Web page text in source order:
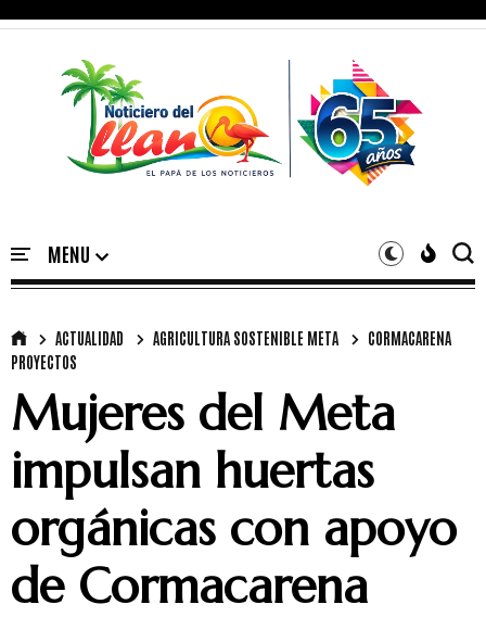
ACTUALIDAD AGRICULTURA SOSTENIBLE META
CORMACARENA
PROYECTOS
Mujeres del Meta
impulsan huertas
orgánicas con apoyo
de Cormacarena